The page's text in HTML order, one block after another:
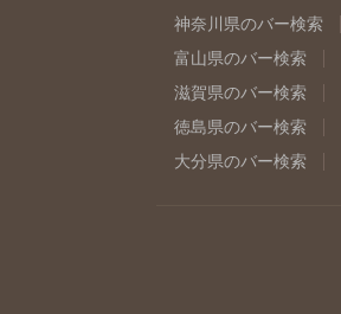
神奈川県のバー検索
富山県のバー検索
滋賀県のバー検索
徳島県のバー検索
大分県のバー検索